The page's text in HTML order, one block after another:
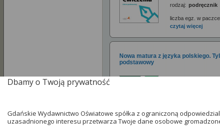
rodzaj: podręcznik
liczba egz. w
czytaj więcej
Nowa matura z języka polskiego.
podstawowy
rodzaj: książka
liczba egz. w
Dbamy o Twoją prywatność
Gdańskie Wydawnictwo Oświatowe spółka z ograniczoną
uzasadnionego interesu przetwarza Twoje dane osobowe